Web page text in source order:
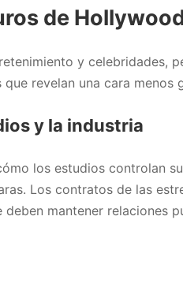
de
y celebridades,
revelan una cara menos
y la industria
los estudios controlan
Los contratos de las
deben mantener relaciones